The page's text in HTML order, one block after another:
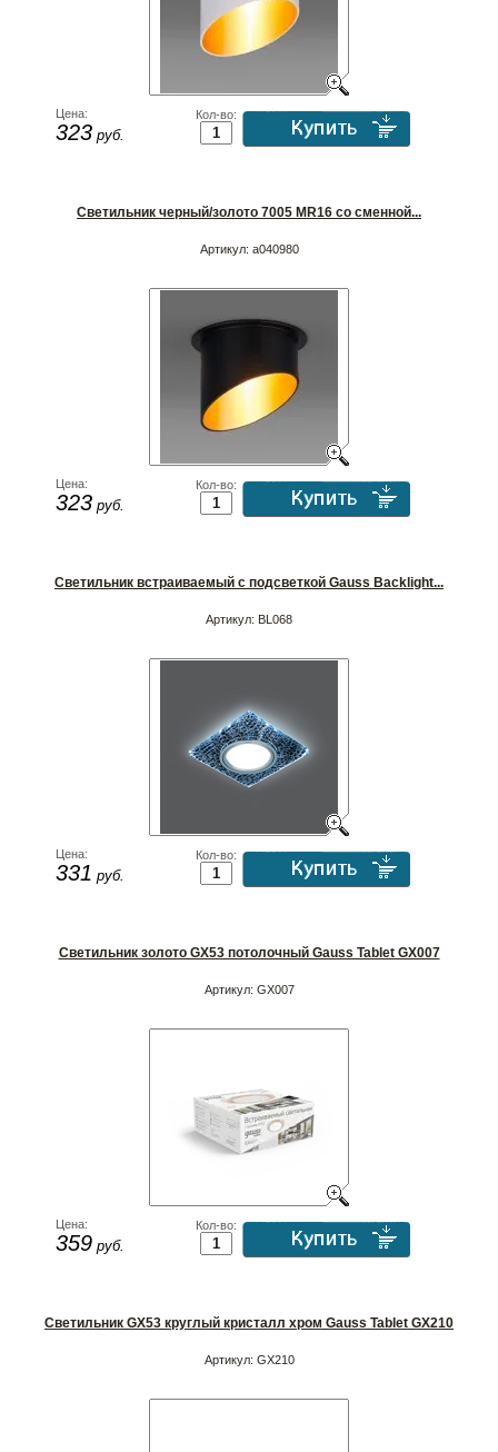
Цена:
323 руб.
Кол-во:
Светильник черный/золото 7005 MR16 со сменной...
Артикул: a040980
Цена:
323 руб.
Кол-во:
Светильник встраиваемый с подсветкой Gauss Backlight...
Артикул: BL068
Цена:
331 руб.
Кол-во:
Светильник золото GX53 потолочный Gauss Tablet GX007
Артикул: GX007
Цена:
359 руб.
Кол-во:
Светильник GX53 круглый кристалл хром Gauss Tablet GX210
Артикул: GX210